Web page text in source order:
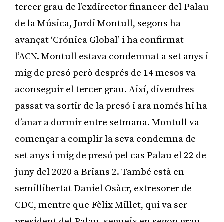
tercer grau de l’exdirector financer del Palau
de la Música, Jordi Montull, segons ha
avançat ‘Crónica Global’ i ha confirmat
l’ACN. Montull estava condemnat a set anys i
mig de presó però després de 14 mesos va
aconseguir el tercer grau. Així, divendres
passat va sortir de la presó i ara només hi ha
d’anar a dormir entre setmana. Montull va
començar a complir la seva condemna de
set anys i mig de presó pel cas Palau el 22 de
juny del 2020 a Brians 2. També està en
semillibertat Daniel Osàcr, extresorer de
CDC, mentre que Fèlix Millet, qui va ser